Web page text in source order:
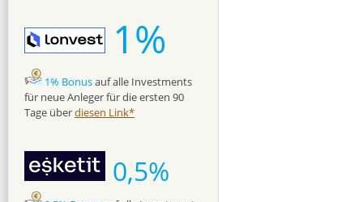
1%
1% Bonusauf alle Investments
für neue Anleger für die ersten 90
Tage überdiesen Link*
0,5%